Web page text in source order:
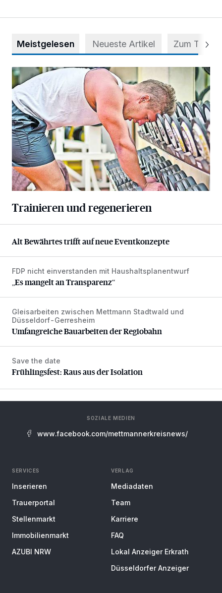
Meistgelesen Neueste Artikel Zum Thema
Trainieren und regenerieren
Trainieren und regenerieren
Alt Bewährtes trifft auf neue Eventkonzepte
Alt Bewährtes trifft auf neue Eventkonzepte
„Es mangelt an Transparenz“
FDP nicht einverstanden mit Haushaltsplanentwurf
„Es mangelt an Transparenz“
Umfangreiche Bauarbeiten der Regiobahn
Gleisarbeiten zwischen Mettmann Stadtwald und
Düsseldorf-Gerresheim
Umfangreiche Bauarbeiten der Regiobahn
Frühlingsfest: Raus aus der Isolation
Save the date
Frühlingsfest: Raus aus der Isolation
SOZIALE MEDIEN
www.facebook.com/mettmannerkreisnews/
SERVICES
Inserieren
Trauerportal
Stellenmarkt
Immobilienmarkt
AZUBI NRW
VERLAG
Mediadaten
Team
Karriere
FAQ
Lokal Anzeiger Erkrath
Düsseldorfer Anzeiger